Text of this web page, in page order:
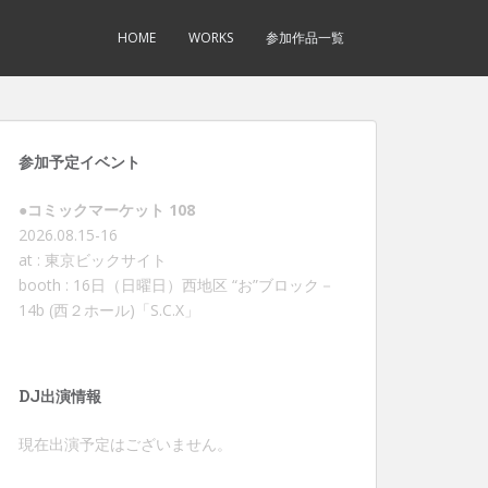
HOME WORKS 参加作品一覧
参加予定イベント
●コミックマーケット 108
2026.08.15-16
at : 東京ビックサイト
booth : 16日（日曜日）西地区 “お”ブロック－
14b (西２ホール)「S.C.X」
DJ出演情報
現在出演予定はございません。